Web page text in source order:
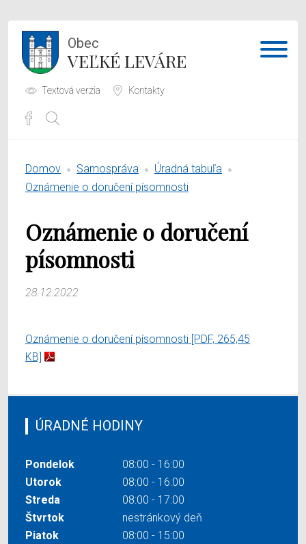
Obec
VEĽKÉ LEVÁRE
Textová verzia Kontakty
Samospráva
O obci
Domov Samospráva
Úradná tabuľa
Oznámenie o doručení písomnosti
Oznámenie o doručení
písomnosti
28.12.2022
Oznámenie o doručení písomnosti [PDF, 265,45
KB]
ÚRADNÉ HODINY
Pondelok
08:00 - 16:00
Utorok
08:00 - 16:00
Streda
08:00 - 17:00
Štvrtok
nestránkový deň
Piatok
08:00 - 15:00